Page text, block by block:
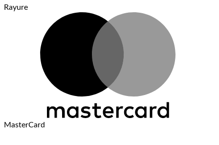
Rayure
MasterCard